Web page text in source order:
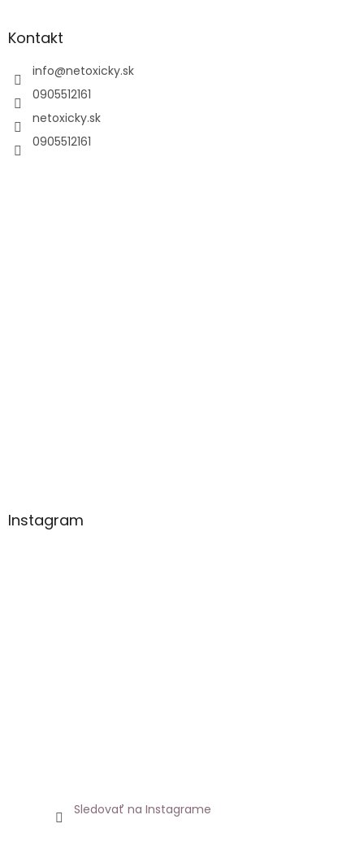
Kontakt
info@netoxicky.sk
0905512161
netoxicky.sk
0905512161
Instagram
Sledovať na Instagrame